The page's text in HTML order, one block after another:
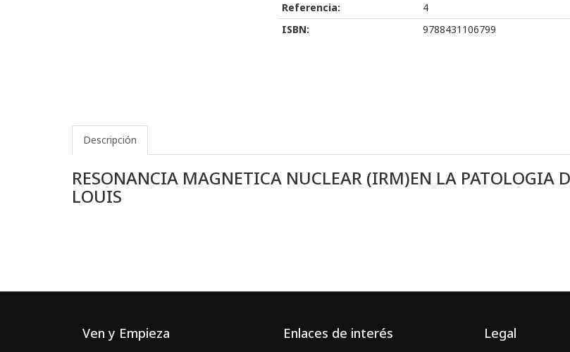
Referencia:
4
ISBN:
9788431106799
Descripción
RESONANCIA MAGNETICA NUCLEAR (IRM)EN LA PATOLOGIA
LOUIS
Ven y Empieza Enlaces de interés Legal